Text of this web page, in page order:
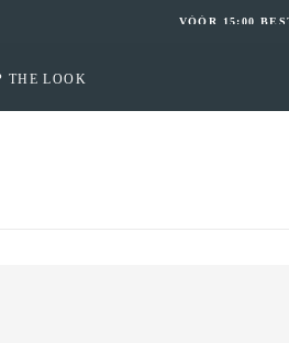
VÓÓR 15:00
THE LOOK